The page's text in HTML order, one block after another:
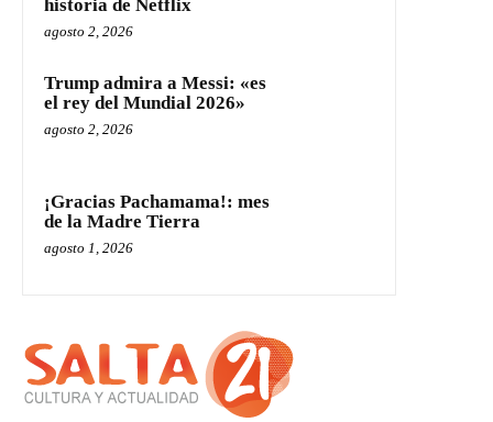
historia de Netflix
agosto 2, 2026
Trump admira a Messi: «es
el rey del Mundial 2026»
agosto 2, 2026
¡Gracias Pachamama!: mes
de la Madre Tierra
agosto 1, 2026